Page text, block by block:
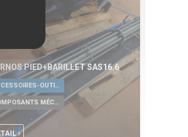
PIED+BARILLET SAS16.6
ACCESSOIRES-OUTILLAGE UNIVERSELS
COMPOSANTS MÉCANIQUES